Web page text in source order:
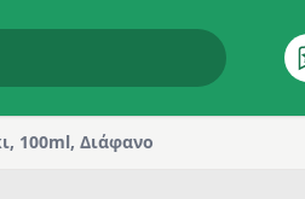
100ml, Διάφανο